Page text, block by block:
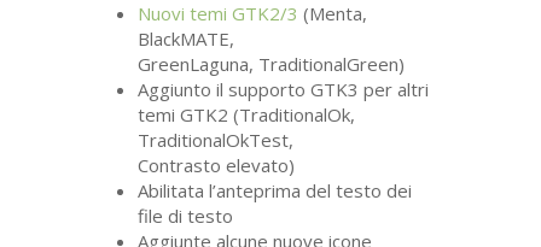
Nuovi temiGTK2/3 (Menta,
BlackMATE,
GreenLaguna, TraditionalGreen)
Aggiunto il supportoGTK3 per altri
temiGTK2 (TraditionalOk,
TraditionalOkTest,
Contrasto elevato)
Abilitata l’anteprima del testo dei
file di testo
Aggiunte alcune nuove icone